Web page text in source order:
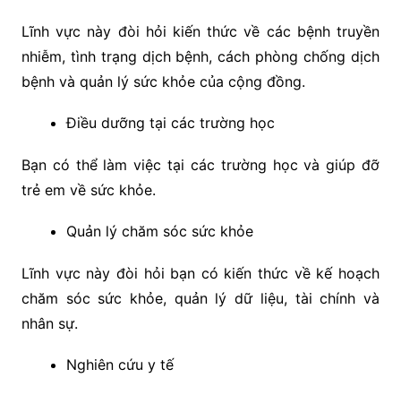
Lĩnh vực này đòi hỏi kiến thức về các bệnh truyền
nhiễm, tình trạng dịch bệnh, cách phòng chống dịch
bệnh và quản lý sức khỏe của cộng đồng.
Điều dưỡng tại các trường học
Bạn có thể làm việc tại các trường học và giúp đỡ
trẻ em về sức khỏe.
Quản lý chăm sóc sức khỏe
Lĩnh vực này đòi hỏi bạn có kiến thức về kế hoạch
chăm sóc sức khỏe, quản lý dữ liệu, tài chính và
nhân sự.
Nghiên cứu y tế